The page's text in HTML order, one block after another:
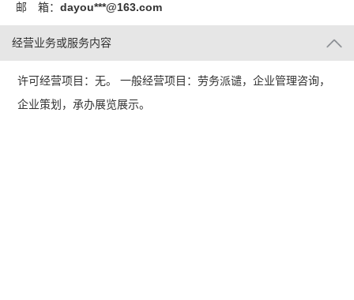
邮 箱： dayou***@163.com
经营业务或服务内容
许可经营项目：无。 一般经营项目：劳务派谴，企业管理咨询，
企业策划，承办展览展示。